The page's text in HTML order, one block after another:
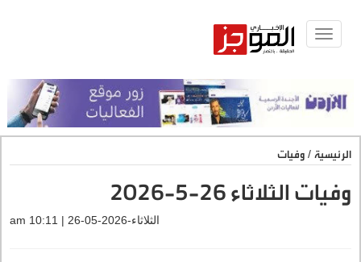
Toggle
الرئيسية / وفيات
وفيات الثلاثاء 26-5-2026
الثلاثاء-2026-05-26 | 10:11 am